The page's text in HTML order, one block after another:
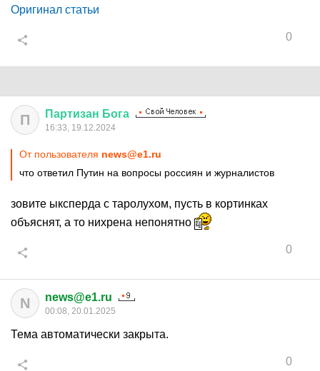
Оригинал статьи
0
П Партизан Бога
16:33, 19.12.2024
От пользователя news@e1.ru
что ответил Путин на вопросы россиян и журналистов
зовите ыксперда с таролухом, пусть в кортинках
объяснят, а то нихрена непонятно
0
N news@e1.ru
00:08, 20.01.2025
Тема автоматически закрыта.
0